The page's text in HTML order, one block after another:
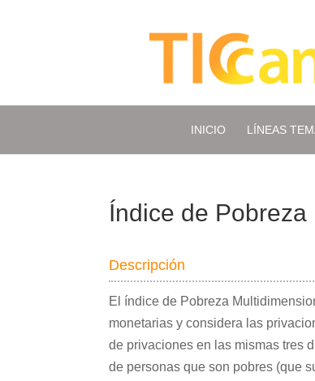
INICIO LÍNEAS
Índice de
Descripción
El índice de Pobreza
monetarias y considera las
de privaciones en las mismas tres
de personas que son pobres (que